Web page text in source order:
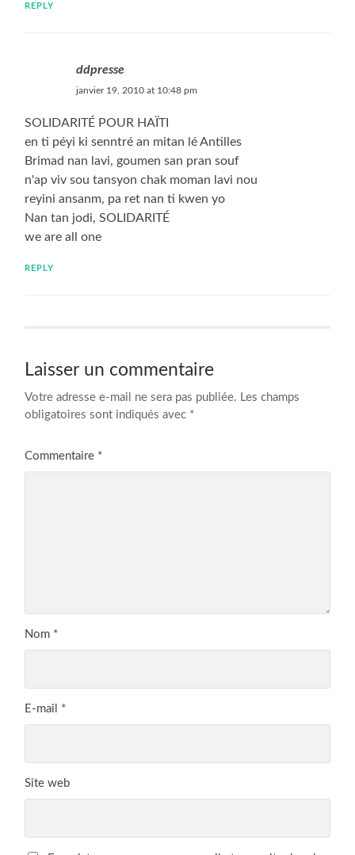
REPLY
ddpresse
janvier 19, 2010 at 10:48 pm
SOLIDARITÉ POUR HAÏTI
en ti péyi ki senntré an mitan lé Antilles
Brimad nan lavi, goumen san pran souf
n'ap viv sou tansyon chak moman lavi nou
reyini ansanm, pa ret nan ti kwen yo
Nan tan jodi, SOLIDARITÉ
we are all one
REPLY
Laisser un commentaire
Votre adresse e-mail ne sera pas publiée. Les champs
obligatoires sont indiqués avec *
Commentaire *
Nom *
E-mail *
Site web